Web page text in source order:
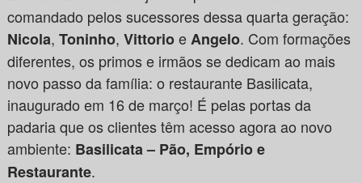
comandado pelos sucessores dessa quarta geração:
Nicola, Toninho, VittorioeAngelo. Com formações
diferentes, os primos e irmãos se dedicam ao mais
novo passo da família: o restaurante Basilicata,
inaugurado em 16 de março! É pelas portas da
padaria que os clientes têm acesso agora ao novo
ambiente: Basilicata – Pão, Empório e
Restaurante.